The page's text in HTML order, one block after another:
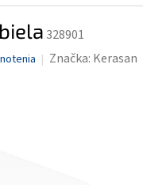
328901
Značka: Kerasan